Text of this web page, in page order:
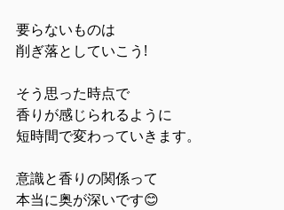
要らないものは
削ぎ落としていこう!
そう思った時点で
香りが感じられるように
短時間で変わっていきます。
意識と香りの関係って
本当に奥が深いです😊